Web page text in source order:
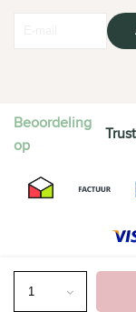
Beoordeling
op